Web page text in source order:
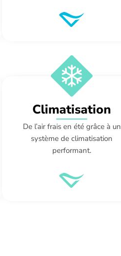
Climatisation
De l’air frais en été grâce à un
système de climatisation
performant.